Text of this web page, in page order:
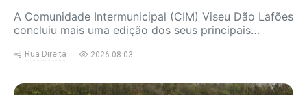
A Comunidade Intermunicipal (CIM) Viseu Dão Lafões
concluiu mais uma edição dos seus principais…
Rua Direita 2026.08.03
https://www.ruadireita.pt/wp-